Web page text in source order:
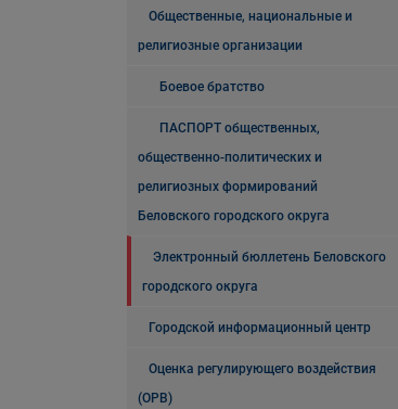
Общественные, национальные и
религиозные организации
Боевое братство
ПАСПОРТ общественных,
общественно-политических и
религиозных формирований
Беловского городского округа
Электронный бюллетень Беловского
городского округа
Городской информационный центр
Оценка регулирующего воздействия
(ОРВ)